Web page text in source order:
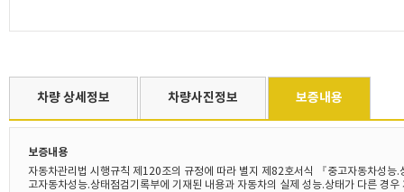
차량 상세정보 차량사진정보 보증내용
보증내용
자동차관리법 시행규칙 제120조의 규정에 따라 별지 제82호서식 『중고자동차성
고자동차성능.상태점검기록부에 기재된 내용과 자동차의 실제 성능.상태가 다른 경